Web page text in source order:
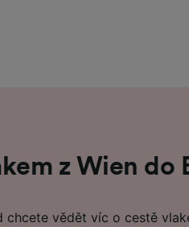
z Wien do
chcete vědět víc o cestě